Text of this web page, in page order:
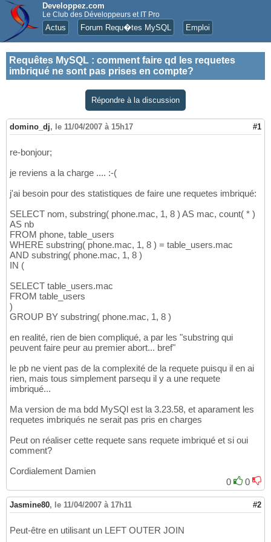
Developpez.com
Le Club des Développeurs et IT Pro
Actus Forum Requ�tes MySQL Emploi
Requêtes MySQL : comment faire qd les requetes
imbriqué ne sont pas prises en compte?
Répondre à la discussion
domino_dj, le 11/04/2007 à 15h17 #1
re-bonjour;
je reviens a la charge .... :-(
j'ai besoin pour des statistiques de faire une requetes imbriqué:
SELECT nom, substring( phone.mac, 1, 8 ) AS mac, count( * )
AS nb
FROM phone, table_users
WHERE substring( phone.mac, 1, 8 ) = table_users.mac
AND substring( phone.mac, 1, 8 )
IN (
SELECT table_users.mac
FROM table_users
)
GROUP BY substring( phone.mac, 1, 8 )
en realité, rien de bien compliqué, a par les "substring qui
peuvent faire peur au premier abort... bref"
le pb ne vient pas de la complexité de la requete puisqu il en ai
rien, mais tous simplement parsequ il y a une requete
imbriqué...
Ma version de ma bdd MySQl est la 3.23.58, et aparament les
requetes imbriqués ne serait pas pris en charges
Peut on réaliser cette requete sans requete imbriqué et si oui
comment?
Cordialement Damien
0
0
Jasmine80, le 11/04/2007 à 17h11 #2
Peut-être en utilisant un LEFT OUTER JOIN